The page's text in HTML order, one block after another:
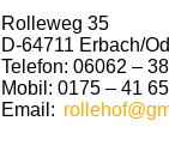
Rolleweg 35
D-64711 Erbach/
Telefon: 06062 –
Mobil: 0175 – 41
Email: